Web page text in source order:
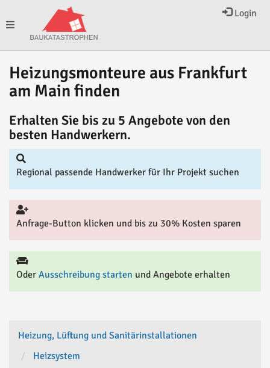
Login
Toggle
navigation
Heizungsmonteure aus Frankfurt
am Main finden
Erhalten Sie bis zu 5 Angebote von den
besten Handwerkern.
Regional passende Handwerker für Ihr Projekt suchen
Anfrage-Button klicken und bis zu 30% Kosten sparen
Oder Ausschreibung starten und Angebote erhalten
Heizung, Lüftung und Sanitärinstallationen
Heizsystem